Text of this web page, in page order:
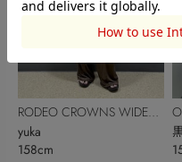
RODEO CROWNS WIDE
BOWL
yuka
158cm